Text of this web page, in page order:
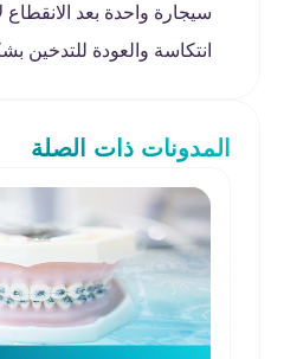
سيجارة واحدة بعد الانقطاع
انتكاسة والعودة للتدخين
المدونات ذات الصلة